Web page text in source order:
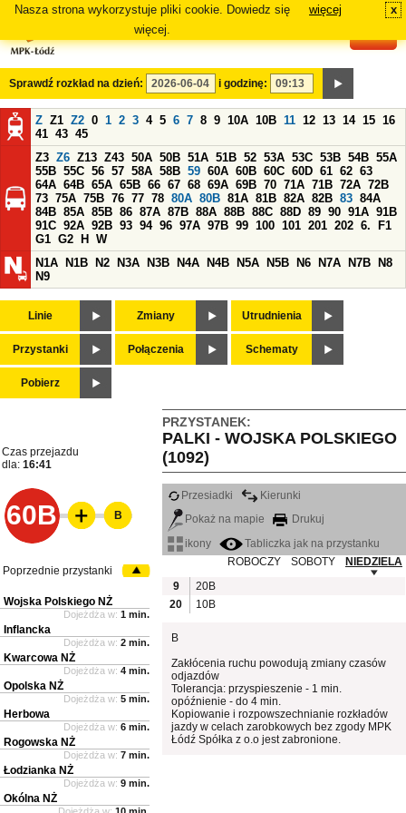
Nasza strona wykorzystuje pliki cookie. Dowiedz się
więcej.
więcej x
Sprawdź rozkład na dzień: i godzinę:
Z Z1 Z2 0 1 2 3 4 5 6 7 8 9 10A 10B 11 12 13 14 15 16
41 43 45
Z3 Z6 Z13 Z43 50A 50B 51A 51B 52 53A 53C 53B 54B 55A
55B 55C 56 57 58A 58B 59 60A 60B 60C 60D 61 62 63
64A 64B 65A 65B 66 67 68 69A 69B 70 71A 71B 72A 72B
73 75A 75B 76 77 78 80A 80B 81A 81B 82A 82B 83 84A
84B 85A 85B 86 87A 87B 88A 88B 88C 88D 89 90 91A 91B
91C 92A 92B 93 94 96 97A 97B 99 100 101 201 202 6.
F1
G1 G2 H
W
N1A
N1B N2 N3A N3B N4A N4B N5A N5B N6 N7A N7B
N8
N9
Linie Zmiany Utrudnienia
Przystanki Połączenia Schematy
Pobierz
PRZYSTANEK:
PALKI - WOJSKA POLSKIEGO
(1092)
Czas przejazdu
dla: 16:41
60B
Przesiadki
Kierunki
Pokaż na mapie
Drukuj
ikony
Tabliczka jak na przystanku
ROBOCZY
SOBOTY
NIEDZIELA
9
20B
20
10B
B
Zakłócenia ruchu powodują zmiany czasów
odjazdów
Tolerancja: przyspieszenie - 1 min.
opóźnienie - do 4 min.
Kopiowanie i rozpowszechnianie rozkładów
jazdy w celach zarobkowych bez zgody MPK
Łódź Spółka z o.o jest zabronione.
B
Poprzednie przystanki
Wojska Polskiego NŻ
Dojeżdża w: 1 min.
Inflancka
Dojeżdża w: 2 min.
Kwarcowa NŻ
Dojeżdża w: 4 min.
Opolska NŻ
Dojeżdża w: 5 min.
Herbowa
Dojeżdża w: 6 min.
Rogowska NŻ
Dojeżdża w: 7 min.
Łodzianka NŻ
Dojeżdża w: 9 min.
Okólna NŻ